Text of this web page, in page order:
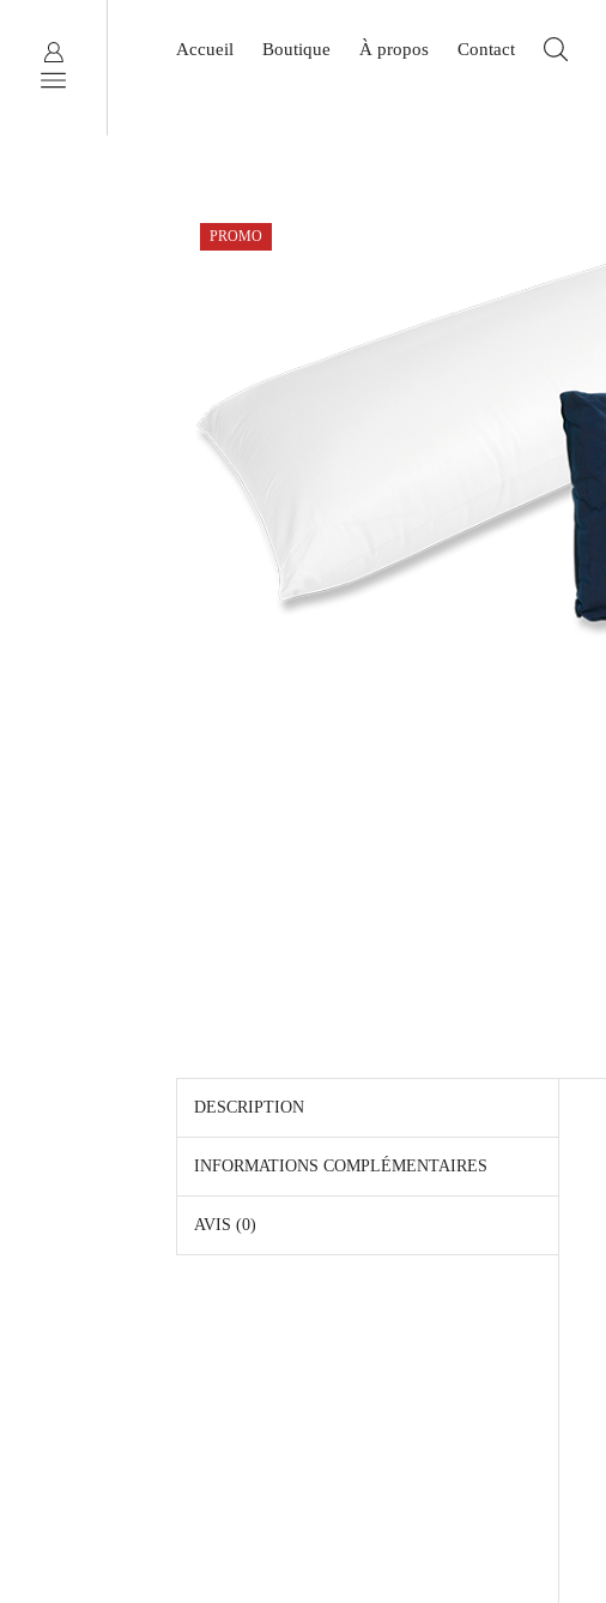
Accueil Boutique À propos Contact
PROMO
DESCRIPTION
INFORMATIONS COMPLÉMENTAIRES
AVIS (0)